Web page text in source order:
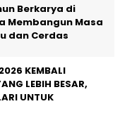
Berkarya di
Membangun Masa
dan Cerdas
KEMBALI
LEBIH BESAR,
UNTUK